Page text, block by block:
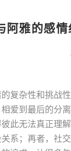
阿雅的感
复杂性和挑战
爱到最后的分
此无法真正理
系；再者，社